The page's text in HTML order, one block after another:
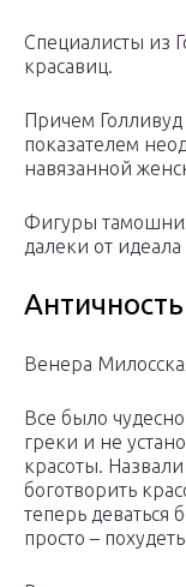
Специалисты из
красавиц.
Причем
показателем
навязанной
Фигуры
далеки от идеала
Античность
Венера
Все было
греки и не
красоты. Назвали
боготворить
теперь деваться
просто –